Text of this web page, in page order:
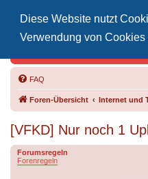
Diese Website nutzt
Verwendung von Cookies
FAQ
Foren-Übersicht Internet und
[VFKD] Nur noch 1
Forumsregeln
Forenregeln